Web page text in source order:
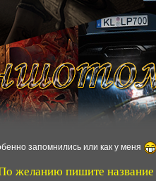
запомнились или как у меня
желанию пишите название